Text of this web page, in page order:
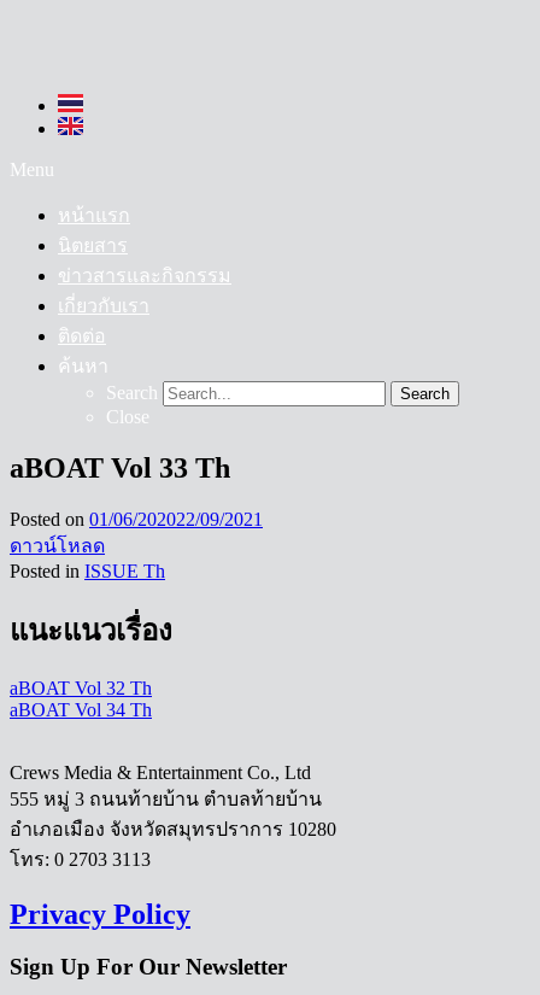
Menu
หน้าแรก
นิตยสาร
ข่าวสารและกิจกรรม
เกี่ยวกับเรา
ติดต่อ
ค้นหา
Search
Search
Close
aBOAT Vol 33 Th
Posted on 01/06/202022/09/2021
ดาวน์โหลด
Posted in ISSUE Th
แนะแนวเรื่อง
aBOAT Vol 32 Th
aBOAT Vol 34 Th
Crews Media & Entertainment Co., Ltd
555 หมู่ 3 ถนนท้ายบ้าน ตำบลท้ายบ้าน
อำเภอเมือง จังหวัดสมุทรปราการ 10280
โทร: 0 2703 3113
Privacy Policy
Sign Up For Our Newsletter